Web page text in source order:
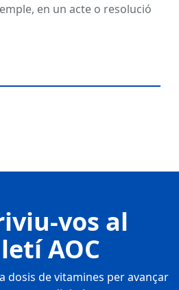
en un acte o resolució
vos al
AOC
dosis de vitamines per avançar